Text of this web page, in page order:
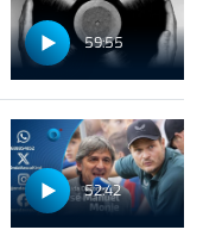
59:55
52:42